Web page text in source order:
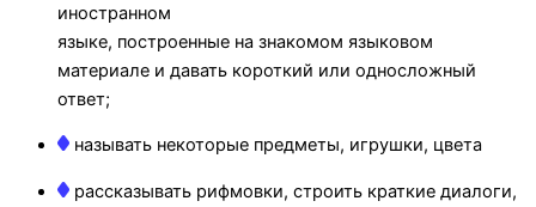
иностранном
языке, построенные на знакомом языковом
материале и давать короткий или односложный
ответ;
называть некоторые предметы, игрушки, цвета
рассказывать рифмовки, строить краткие диалоги,